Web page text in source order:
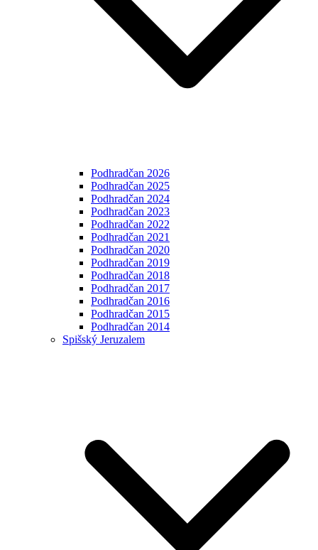
Podhradčan 2026
Podhradčan 2025
Podhradčan 2024
Podhradčan 2023
Podhradčan 2022
Podhradčan 2021
Podhradčan 2020
Podhradčan 2019
Podhradčan 2018
Podhradčan 2017
Podhradčan 2016
Podhradčan 2015
Podhradčan 2014
Spišský Jeruzalem